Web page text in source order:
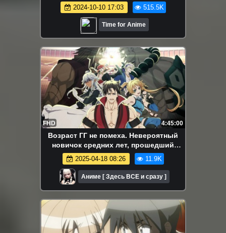
2024-10-10 17:03 515.5K
Time for Anime
FHD 4:45:00
Возраст ГГ не помеха. Невероятный
новичок средних лет, прошедший
тренировки на грани смерти. Аниме-
марафон. Все серии подряд.
2025-04-18 08:26 11.9K
Аниме [ Здесь ВСЕ и сразу ]